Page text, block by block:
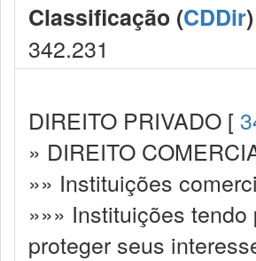
Classificação (CDDir)
342.231
DIREITO PRIVADO [
» DIREITO
»» Instituições
»»» Instituições
proteger seus